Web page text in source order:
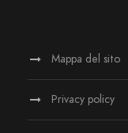
Mappa del sito
Privacy policy